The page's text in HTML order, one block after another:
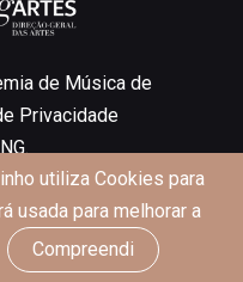
utiliza Cookies para
usada para melhorar a
Compreendi
de Música de
Privacidade